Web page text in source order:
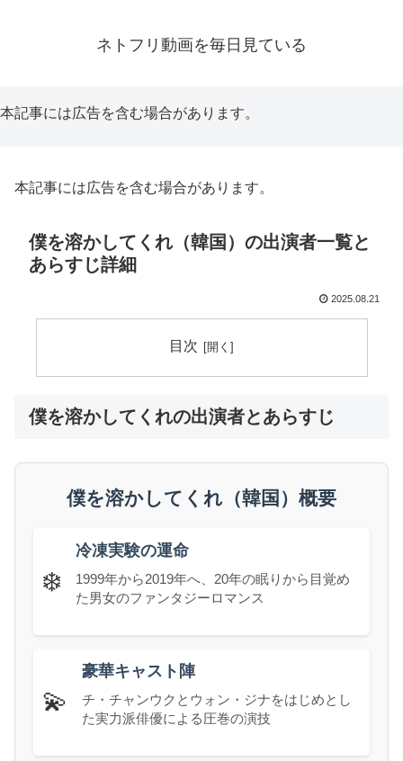
ネトフリ動画を毎日見ている
本記事には広告を含む場合があります。
本記事には広告を含む場合があります。
僕を溶かしてくれ（韓国）の出演者一覧と
あらすじ詳細
2025.08.21
目次
僕を溶かしてくれの出演者とあらすじ
僕を溶かしてくれ（韓国）概要
❄️
冷凍実験の運命
1999年から2019年へ、20年の眠りから目覚め
た男女のファンタジーロマンス
💫
豪華キャスト陣
チ・チャンウクとウォン・ジナをはじめとし
た実力派俳優による圧巻の演技